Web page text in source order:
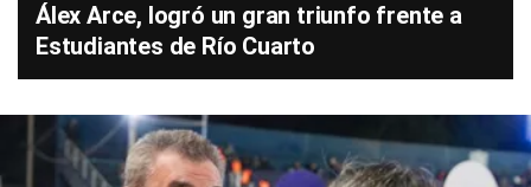
Álex Arce, logró un gran triunfo frente a
Estudiantes de Río Cuarto